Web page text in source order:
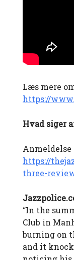
Læs mere
https://
Hvad siger
Anmeldelse
https://
three-
“In the
Club in
burning on
and it